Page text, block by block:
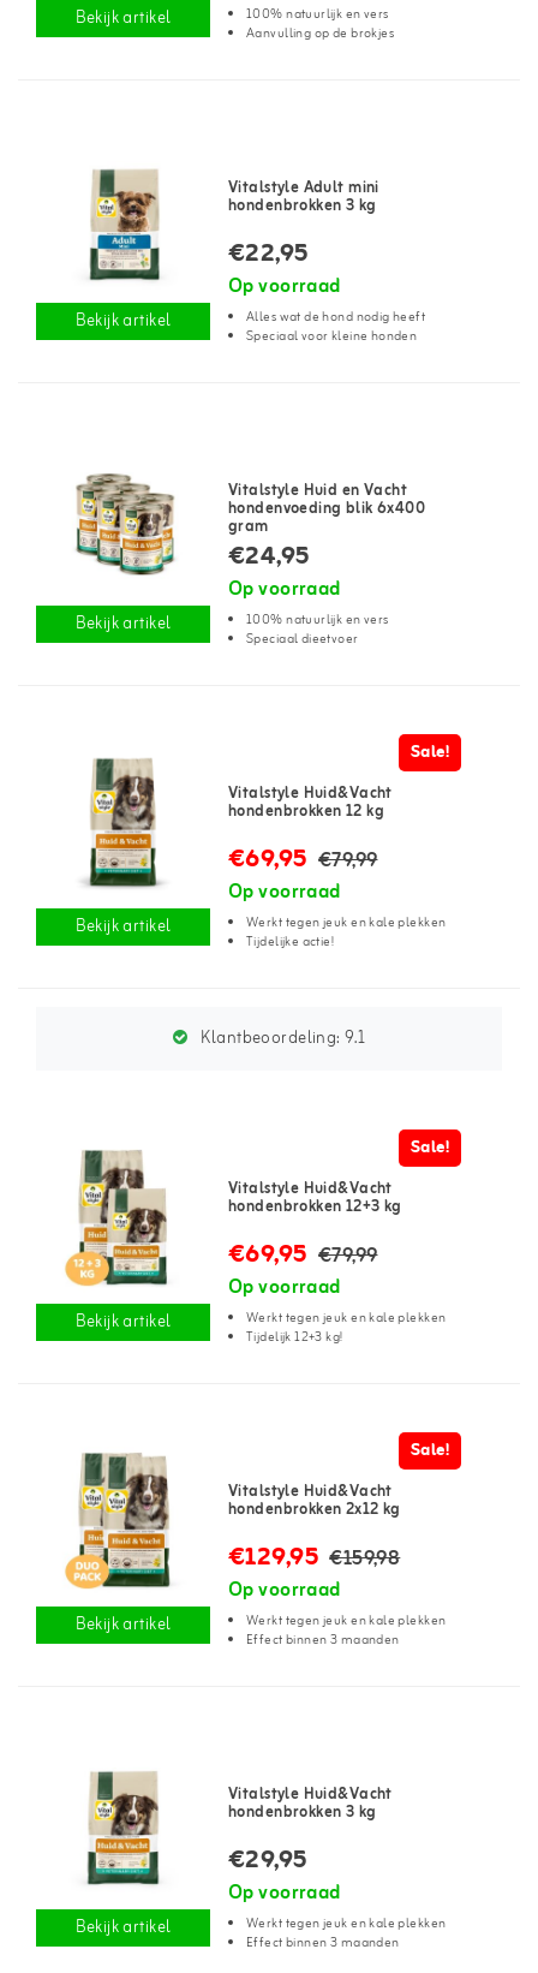
Bekijk artikel
100% natuurlijk en vers
Aanvulling op de brokjes
Bekijk artikel
Vitalstyle Adult mini
hondenbrokken 3 kg
€22,95
Op voorraad
Alles wat de hond nodig heeft
Speciaal voor kleine honden
Bekijk artikel
Vitalstyle Huid en Vacht
hondenvoeding blik 6x400
gram
€24,95
Op voorraad
100% natuurlijk en vers
Speciaal dieetvoer
Bekijk artikel
Sale!
Vitalstyle Huid&Vacht
hondenbrokken 12 kg
€69,95 €79,99
Op voorraad
Werkt tegen jeuk en kale plekken
Tijdelijke actie!
Klantbeoordeling:9.1
Bekijk artikel
Sale!
Vitalstyle Huid&Vacht
hondenbrokken 12+3 kg
€69,95 €79,99
Op voorraad
Werkt tegen jeuk en kale plekken
Tijdelijk 12+3 kg!
Bekijk artikel
Sale!
Vitalstyle Huid&Vacht
hondenbrokken 2x12 kg
€129,95 €159,98
Op voorraad
Werkt tegen jeuk en kale plekken
Effect binnen 3 maanden
Bekijk artikel
Vitalstyle Huid&Vacht
hondenbrokken 3 kg
€29,95
Op voorraad
Werkt tegen jeuk en kale plekken
Effect binnen 3 maanden